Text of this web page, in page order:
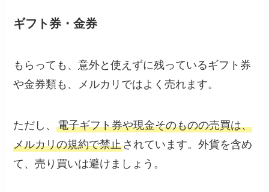
ギフト券・金券
もらっても、意外と使えずに残っているギフト券
や金券類も、メルカリではよく売れます。
ただし、電子ギフト券や現金そのものの売買は、
メルカリの規約で禁止されています。外貨を含め
て、売り買いは避けましょう。